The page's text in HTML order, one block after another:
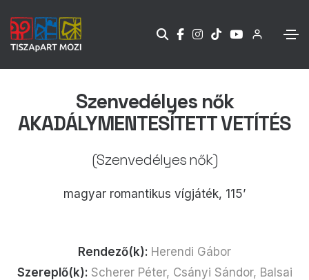
Szenvedélyes nők
AKADÁLYMENTESÍTETT VETÍTÉS
(Szenvedélyes nők)
magyar romantikus vígjáték, 115’
Rendező(k): Herendi Gábor
Szereplő(k): Scherer Péter, Csányi Sándor, Balsai